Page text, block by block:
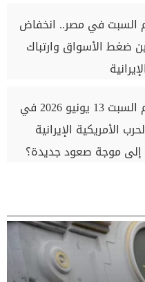
السبت في مصر.. انخفاض
ضغط الأسواق وارتباك
سعر الدولار اليوم السبت 13 يونيو 2026 في
الأمريكية الإيرانية
إلى موجة صعود جديدة؟